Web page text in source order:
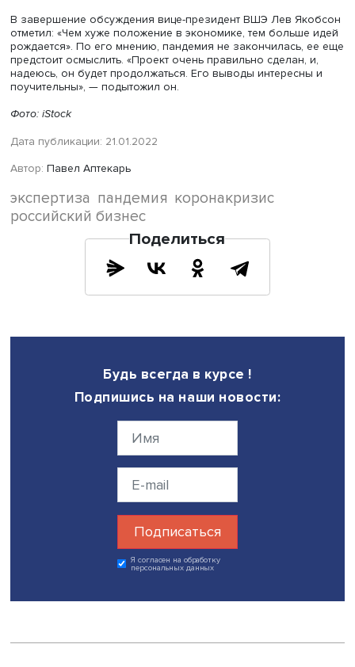
Также, по его мнению, перестройка глобальных
добавленной стоимости вызовет рост издержек, что
в обозримом будущем издержки будут провоцировать
высокий рост цен.
Широв вспомнил слова академика Виктора Ивантера,
востребованность экономистов растет при ухудшении
подтвердило, что российский бизнес и государство
готовы к кризису благодаря механизмам
резервирования и их своевременному применению.
Последнее оказалось возможным благодаря
совершенствованию диалога власти и бизнеса. «Нас не
устраивает возврат на докризисные рельсы развития,
хватает для изменения ситуации», — считает Александр
В обсуждении монографии приняли участие